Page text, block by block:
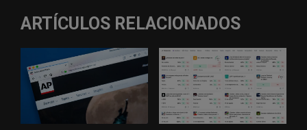
ARTÍCULOS RELACIONADOS